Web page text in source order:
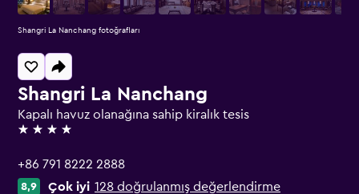
Shangri La Nanchang
Kapalı havuz olanağına sahip kiralık tesis
4 yıldız
+86 791 8222 2888
8,9 Çok iyi 128 doğrulanmış değerlendirme
Shangri La Nanchang fotoğrafları